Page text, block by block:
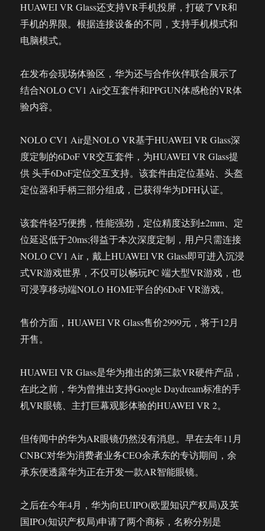
HUAWEI VR Glass还支持VR手机投屏，打破了VR和
手机的界限。根据连接设备的不同，支持手机模式和
电脑模式。
在发布会现场体验区，华为还与合作伙伴联合展示了
结合NOLO CV1 Air交互套件和PPGUN体感枪的VR体
验内容。
NOLO CV1 Air是NOLO VR基于HUAWEI VR Glass深
度定制的6DoF VR交互套件，为HUAWEI VR Glass提
供 头手6DoF定位交互支持。该套件由定位基站、头盔
定位器和手柄三部分组成，已获得华为DFH认证。
该套件轻巧便携，性能强劲，定位精度达到±2mm、定
位延迟低于20ms;得益于本次深度定制，用户只需连接
NOLO CV1 Air，戴上HUAWEI VR Glass即可进入沉浸
式VR游戏世界，不仅可以畅玩PC 端大型VR游戏，也
可浸享移动端NOLO HOME平台的6DoF VR游戏。
售价方面，HUAWEI VR Glass售价2999元，将于12月
开售。
HUAWEI VR Glass是华为推出的第三款VR硬件产品，
在此之前，华为曾推出支持Google Daydream标准的手
机VR眼镜、主打巨幕观影体验的HUAWEI VR 2。
但传闻中的华为AR眼镜仍然没有消息。早在去年11月
CNBC对华为消费者业务CEO余承东的专访期间，余
承东便透露华为正在开发一款AR智能眼镜。
之后在今年4月，华为向EUIPO(欧盟知识产权局)及英
国IPO(知识产权局)申请了两个商标，名称分别是